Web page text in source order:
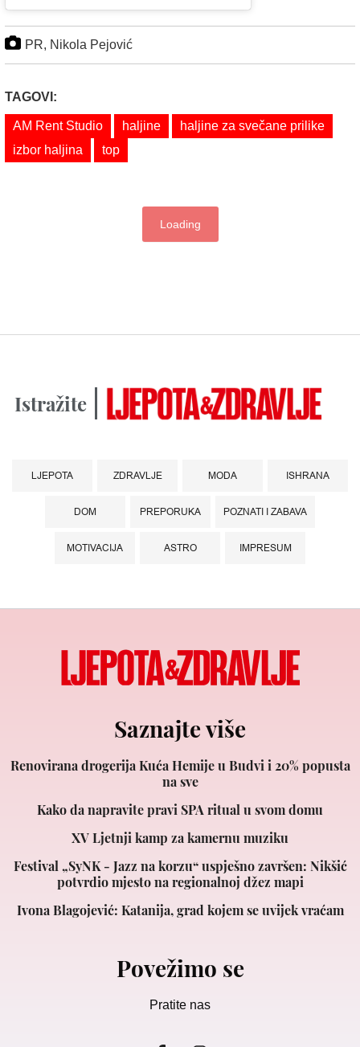
PR, Nikola Pejović
TAGOVI:
AM Rent Studio haljine
haljine za svečane prilike
izbor haljina
top
Loading
Istražite
LJEPOTA ZDRAVLJE MODA ISHRANA
DOM PREPORUKA POZNATI I ZABAVA
MOTIVACIJA ASTRO IMPRESUM
Saznajte više
Renovirana drogerija Kuća Hemije u Budvi i 20% popusta
na sve
Kako da napravite pravi SPA ritual u svom domu
XV Ljetnji kamp za kamernu muziku
Festival „SyNK - Jazz na korzu“ uspješno završen: Nikšić
potvrdio mjesto na regionalnoj džez mapi
Ivona Blagojević: Katanija, grad kojem se uvijek vraćam
Povežimo se
Pratite nas